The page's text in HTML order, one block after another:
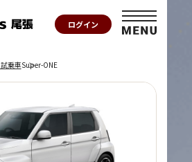
ログイン
乗車Super-ONE